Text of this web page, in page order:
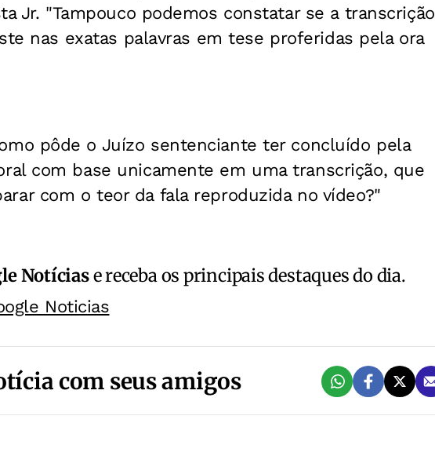
Jr. "Tampouco podemos constatar se a transcrição
nas exatas palavras em tese proferidas pela ora
pôde o Juízo sentenciante ter concluído pela
com base unicamente em uma transcrição, que
com o teor da fala reproduzida no vídeo?"
Notíciase receba os principais destaques do dia.
Noticias
com seus amigos